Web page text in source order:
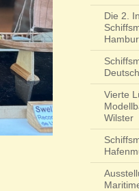
Die 2.
Vierte
Wilster